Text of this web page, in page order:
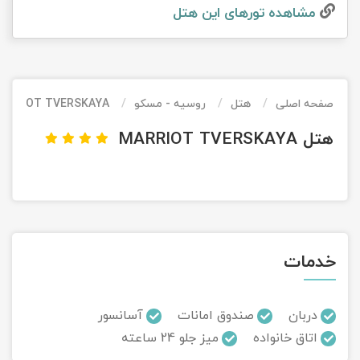
مشاهده تور‌های این هتل
صفحه اصلی هتل روسیه - مسکو TVERSKAYA
هتل MARRIOT TVERSKAYA
خدمات
دربان صندوق امانات
آسانسور
اتاق خانواده
میز جلو 24 ساعته
تور کویر کاراکال
تور کویر مصر
تور ماسوله
تور مرداب سراوان
تور گلستان
تور کیش از ساری
اقساطی
تور کیش از بندرعباس
اقساطی
تور قزاقستان اقساطی
تور زیارتی اقساطی